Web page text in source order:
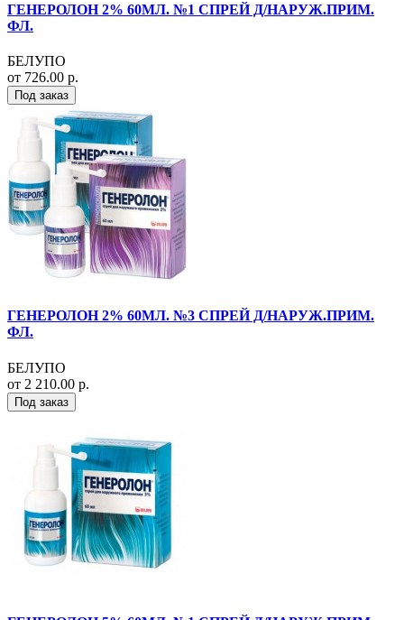
ГЕНЕРОЛОН 2% 60МЛ. №1 СПРЕЙ Д/НАРУЖ.ПРИМ.
ФЛ.
БЕЛУПО
от 726.00 р.
Под заказ
ГЕНЕРОЛОН 2% 60МЛ. №3 СПРЕЙ Д/НАРУЖ.ПРИМ.
ФЛ.
БЕЛУПО
от 2 210.00 р.
Под заказ